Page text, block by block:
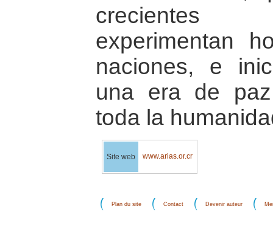
crecientes
experimentan
naciones, e
una era de
toda la
Site web www.arias.or.cr
Plan du site Contact Devenir auteur